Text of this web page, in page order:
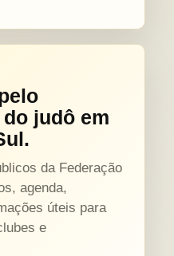
judô em
da Federação
agenda,
úteis para
e